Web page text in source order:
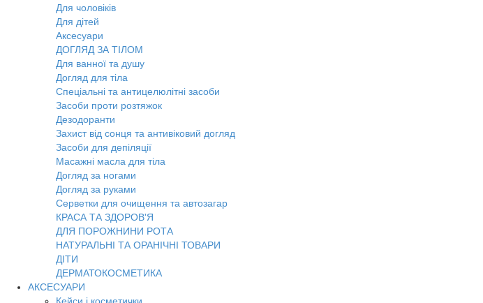
Для чоловіків
Для дітей
Аксесуари
ДОГЛЯД ЗА ТІЛОМ
Для ванної та душу
Догляд для тіла
Спеціальні та антицелюлітні засоби
Засоби проти розтяжок
Дезодоранти
Захист від сонця та антивіковий догляд
Засоби для депіляції
Масажні масла для тіла
Догляд за ногами
Догляд за руками
Серветки для очищення та автозагар
КРАСА ТА ЗДОРОВ'Я
ДЛЯ ПОРОЖНИНИ РОТА
НАТУРАЛЬНІ ТА ОРАНІЧНІ ТОВАРИ
ДІТИ
ДЕРМАТОКОСМЕТИКА
АКСЕСУАРИ